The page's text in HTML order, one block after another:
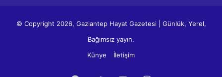
© Copyright 2026, Gaziantep Hayat Gazetesi | Günlük, Yerel,
Bağımsız yayın.
Künye
İletişim